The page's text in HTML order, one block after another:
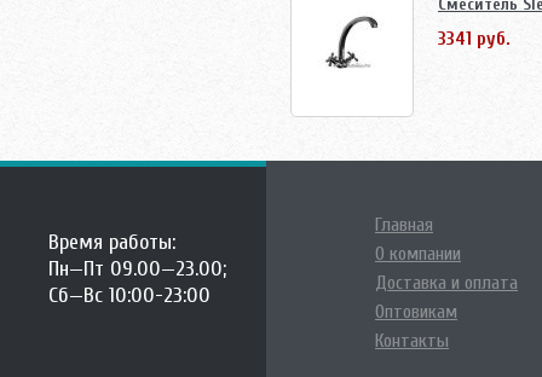
Смеситель
3341 руб.
Время работы:
Пн—Пт 09.00—23.00;
Сб—Вс 10:00-23:00
Главная
О компании
Доставка и оплата
Оптовикам
Контакты